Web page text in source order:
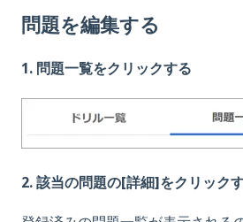
問題を編集する
1. 問題一覧をクリックする
2. 該当の問題の[詳細]をクリック